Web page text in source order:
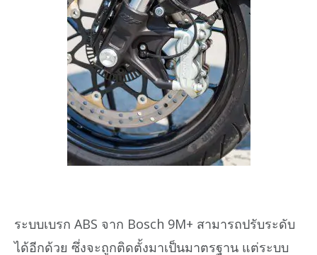
ระบบเบรก ABS จาก Bosch 9M+ สามารถปรับระดับ
ได้อีกด้วย ซึ่งจะถูกติดตั้งมาเป็นมาตรฐาน แต่ระบบ